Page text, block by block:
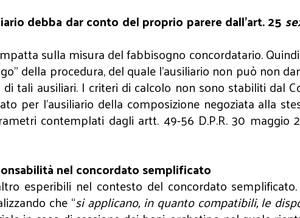
debba dar conto del proprio parere dall’art. 25
sulla misura del fabbisogno concordatario.
della procedura, del quale l’ausiliario non può non
tali ausiliari. I criteri di calcolo non sono stabiliti dal
per l’ausiliario della composizione negoziata alla
contemplati dagli artt. 49-56 D.P.R. 30
nel concordato semplificato
esperibili nel contesto del concordato semplificato.
che “si applicano, in quanto compatibili, le